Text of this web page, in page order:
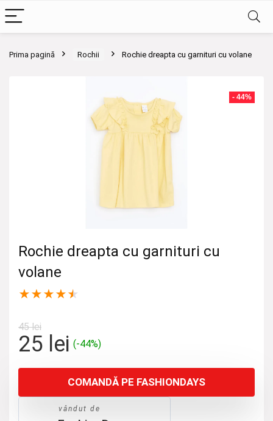
Prima pagină Rochii Rochie dreapta cu garnituri cu volane
- 44%
Rochie dreapta cu garnituri cu
volane
★★★★★
45lei
Prețul
a
fost:
45 lei.
25 leiPrețul
este:
25 lei.
(-44%)
COMANDĂ PE FASHIONDAYS
vândut de